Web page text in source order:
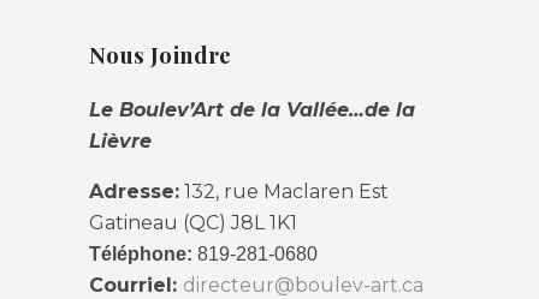
Nous Joindre
Le Boulev’Art de la Vallée…de la
Lièvre
Adresse: 132, rue Maclaren Est
Gatineau (QC) J8L 1K1
Téléphone: 819-281-0680
Courriel: directeur@boulev-art.ca